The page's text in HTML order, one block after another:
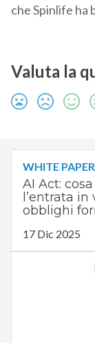
che Spinlife ha
Valuta la
WHITE PAPER
AI Act:
l’entrata
obblighi
17 Dic 2025